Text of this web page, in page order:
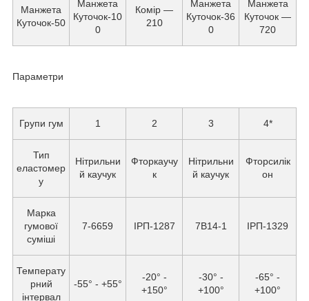
Манжета
Куточок-50
Манжета
Куточок-10
0
Комір —
210
Манжета
Куточок-36
0
Манжета
Куточок —
720
Параметри
Групи гум 1 2 3 4*
Тип
еластомер
у
Нітрильни
й каучук
Фторкаучу
к
Нітрильни
й каучук
Фторсилік
он
Марка
гумової
суміші
7-6659 ІРП-1287 7В14-1 ІРП-1329
Температу
рний
інтервал
-55° - +55°
-20° -
+150°
-30° -
+100°
-65° -
+100°